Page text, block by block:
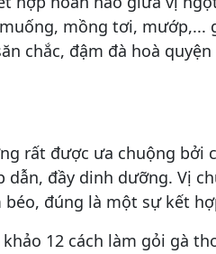
mồng tơi, mướp,...
chắc, đậm đà hoà
rất được ưa chuộng bởi
dẫn, đầy dinh dưỡng. Vị
đúng là một sự kết
12 cách làm gỏi gà